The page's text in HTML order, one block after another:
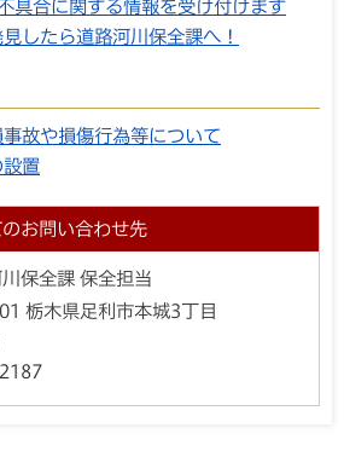
具合に関する情報を受け付けます
したら道路河川保全課へ！
故や損傷行為等について
設置
お問い合わせ先
保全課 保全担当
栃木県足利市本城3丁目